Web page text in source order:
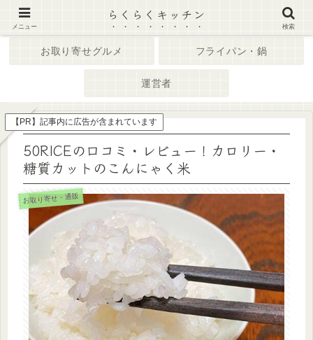
キッチン家電
お取り寄せグルメ フライパン・鍋
運営者
【PR】記事内に広告が含まれています
50RICEの口コミ・レビュー！カロリー・
糖質カットのこんにゃく米
お取り寄せ・通販
メニュー
らくらくキッチン
検索